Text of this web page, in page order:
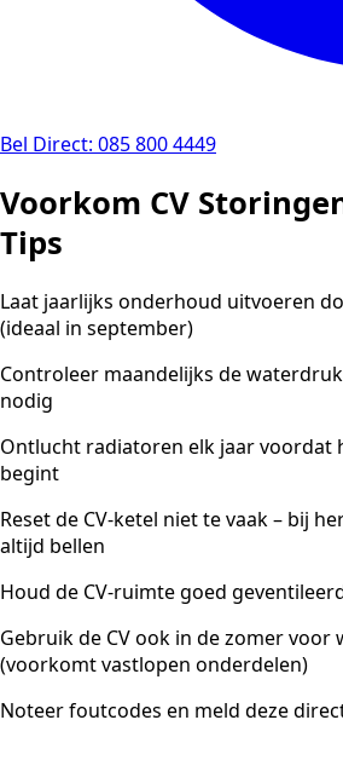
Bel Direct: 085 800 4449
Voorkom CV
Tips
Laat jaarlijks onderhoud uitvoeren
(ideaal in september)
Controleer maandelijks de
nodig
Ontlucht radiatoren elk jaar voordat
begint
Reset de CV-ketel niet te vaak – bij
altijd bellen
Houd de CV-ruimte goed
Gebruik de CV ook in de zomer voor
(voorkomt vastlopen onderdelen)
Noteer foutcodes en meld deze